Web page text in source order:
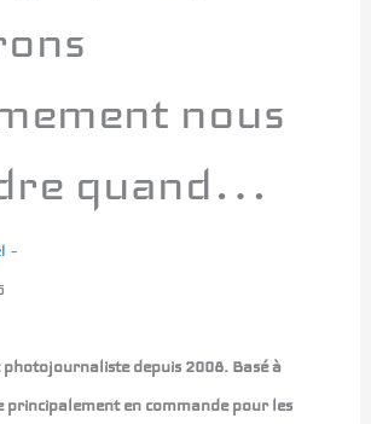
nous
quand…
–
depuis 2008. Basé à
principalement en commande pour les